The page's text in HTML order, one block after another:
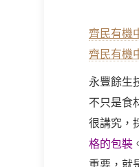
齊民有機
齊民有機
永豐餘生
不只是食
很講究，
格的包裝
重要，就